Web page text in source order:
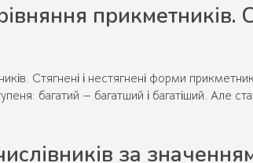
прикметників.
Стягнені і нестягнені форми
багатий — багатший і багатіший. Але
за